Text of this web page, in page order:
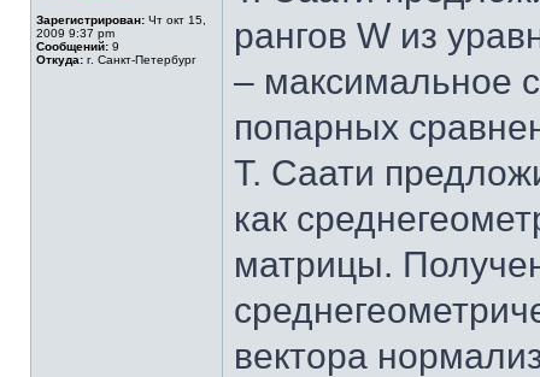
Зарегистрирован: Чт окт 15,
2009 9:37 pm
Сообщений: 9
Откуда: г. Санкт-Петербург
рангов W из
– максимальное
попарных
Т. Саати
как
матрицы.
вектора